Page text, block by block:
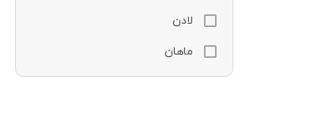
لادن
ماهان